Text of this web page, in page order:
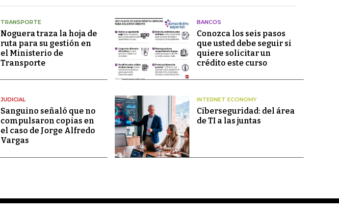
TRANSPORTE
Noguera traza la hoja de
ruta para su gestión en
el Ministerio de
Transporte
BANCOS
Conozca los seis pasos
que usted debe seguir si
quiere solicitar un
crédito este curso
JUDICIAL
Sanguino señaló que no
compulsaron copias en
el caso de Jorge Alfredo
Vargas
INTERNET ECONOMY
Ciberseguridad: del área
de TI a las juntas